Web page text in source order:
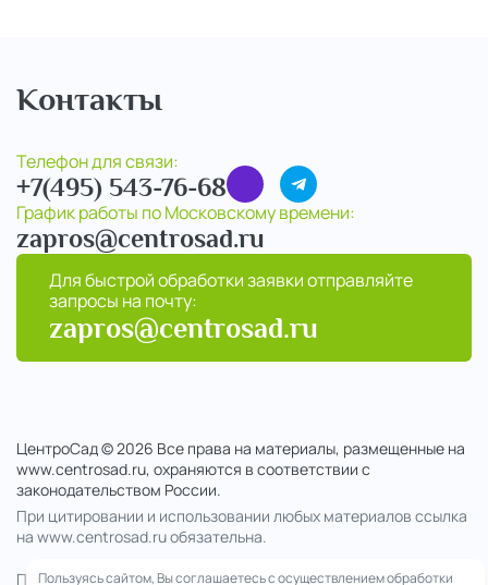
Контакты
Телефон для связи:
+7(495) 543-76-68
График работы по Московскому времени:
zapros@centrosad.ru
Для быстрой обработки заявки отправляйте
запросы на почту:
zapros@centrosad.ru
ЦентроСад © 2026 Все права на материалы, размещенные на
www.centrosad.ru, охраняются в соответствии с
законодательством России.
При цитировании и использовании любых материалов ссылка
на www.centrosad.ru обязательна.
Продолжая посещение сайта , вы соглашаетесь на обработку
Пользуясь сайтом, Вы соглашаетесь с осуществлением обработки